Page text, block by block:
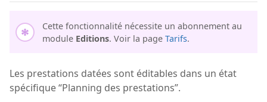
Cette fonctionnalité nécessite un abonnement au
module Editions. Voir la page Tarifs.
Les prestations datées sont éditables dans un état
spécifique “Planning des prestations”.